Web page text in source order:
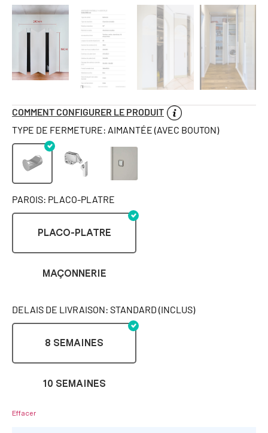
COMMENT CONFIGURER LE PRODUIT
TYPE DE FERMETURE: AIMANTÉE (AVEC BOUTON)
PAROIS: PLACO-PLATRE
PLACO-PLATRE
MAÇONNERIE
DELAIS DE LIVRAISON: STANDARD (INCLUS)
8 SEMAINES
10 SEMAINES
Effacer